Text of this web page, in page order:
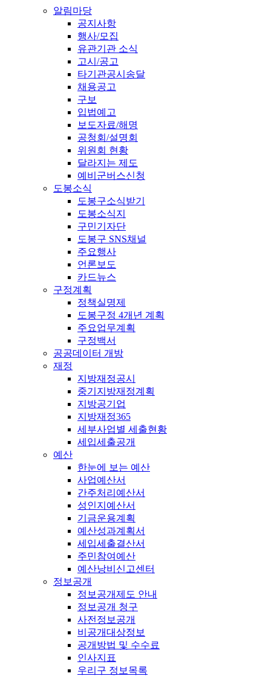
알림마당
공지사항
행사/모집
유관기관 소식
고시/공고
타기관공시송달
채용공고
구보
입법예고
보도자료/해명
공청회/설명회
위원회 현황
달라지는 제도
예비군버스신청
도봉소식
도봉구소식받기
도봉소식지
구민기자단
도봉구 SNS채널
주요행사
언론보도
카드뉴스
구정계획
정책실명제
도봉구정 4개년 계획
주요업무계획
구정백서
공공데이터 개방
재정
지방재정공시
중기지방재정계획
지방공기업
지방재정365
세부사업별 세출현황
세입세출공개
예산
한눈에 보는 예산
사업예산서
간주처리예산서
성인지예산서
기금운용계획
예산성과계획서
세입세출결산서
주민참여예산
예산낭비신고센터
정보공개
정보공개제도 안내
정보공개 청구
사전정보공개
비공개대상정보
공개방법 및 수수료
인사지표
우리구 정보목록